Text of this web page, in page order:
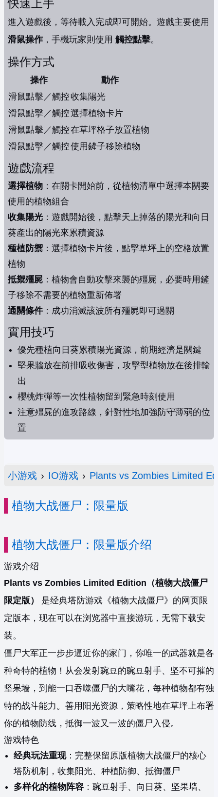
快速上手
進入遊戲後，等待載入完成即可開始。遊戲主要使用
滑鼠操作，手機玩家則使用 觸控點擊。
操作方式
操作
動作
滑鼠點擊／觸控收集陽光
滑鼠點擊／觸控選擇植物卡片
滑鼠點擊／觸控在草坪格子放置植物
滑鼠點擊／觸控使用鏟子移除植物
遊戲流程
選擇植物 ：在關卡開始前，從植物清單中選擇本關要
使用的植物組合
收集陽光 ：遊戲開始後，點擊天上掉落的陽光和向日
葵產出的陽光來累積資源
種植防禦 ：選擇植物卡片後，點擊草坪上的空格放置
植物
抵禦殭屍 ：植物會自動攻擊來襲的殭屍，必要時用鏟
子移除不需要的植物重新佈署
通關條件：成功消滅該波所有殭屍即可過關
實用技巧
優先種植向日葵累積陽光資源，前期經濟是關鍵
堅果牆放在前排吸收傷害，攻擊型植物放在後排輸
出
櫻桃炸彈等一次性植物留到緊急時刻使用
注意殭屍的進攻路線，針對性地加強防守薄弱的位
置
小游戏 › IO游戏 › Plants vs Zombies Limited
植物大战僵尸：限量版
植物大战僵尸：限量版介绍
游戏介绍
Plants vs Zombies Limited Edition（植物大战僵尸
限定版）
是经典塔防游戏《植物大战僵尸》的网页限
定版本，现在可以在浏览器中直接游玩，无需下载安
装。
僵尸大军正一步步逼近你的家门，你唯一的武器就是各
种奇特的植物！从会发射豌豆的豌豆射手、坚不可摧的
坚果墙，到能一口吞噬僵尸的大嘴花，每种植物都有独
特的战斗能力。善用阳光资源，策略性地在草坪上布署
你的植物防线，抵御一波又一波的僵尸入侵。
游戏特色
经典玩法重现：完整保留原版植物大战僵尸的核心
塔防机制，收集阳光、种植防御、抵御僵尸
多样化的植物阵容 ：豌豆射手、向日葵、坚果墙、